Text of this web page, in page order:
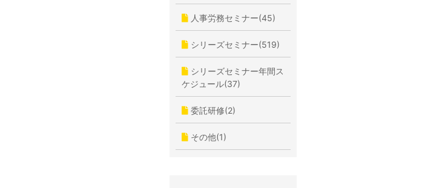
人事労務セミナー(45)
シリーズセミナー(519)
シリーズセミナー年間ス
ケジュール(37)
委託研修(2)
その他(1)